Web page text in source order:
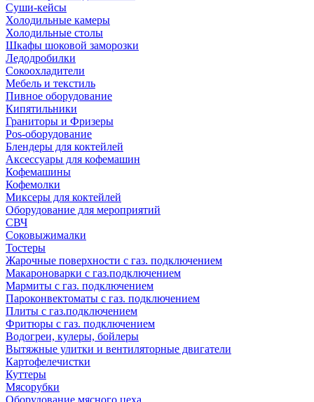
Суши-кейсы
Холодильные камеры
Холодильные столы
Шкафы шоковой заморозки
Ледодробилки
Сокоохладители
Мебель и текстиль
Пивное оборудование
Кипятильники
Граниторы и Фризеры
Pos-оборудование
Блендеры для коктейлей
Аксессуары для кофемашин
Кофемашины
Кофемолки
Миксеры для коктейлей
Оборудование для мероприятий
СВЧ
Соковыжималки
Тостеры
Жарочные поверхности с газ. подключением
Макароноварки с газ.подключением
Мармиты с газ. подключением
Пароконвектоматы с газ. подключением
Плиты с газ.подключением
Фритюры с газ. подключением
Водогреи, кулеры, бойлеры
Вытяжные улитки и вентиляторные двигатели
Картофелечистки
Куттеры
Мясорубки
Оборудование мясного цеха